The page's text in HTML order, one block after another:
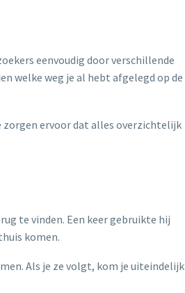
eenvoudig door verschillende
welke weg je al hebt afgelegd op de
zorgen ervoor dat alles overzichtelijk
te vinden. Een keer gebruikte hij
komen.
Als je ze volgt, kom je uiteindelijk